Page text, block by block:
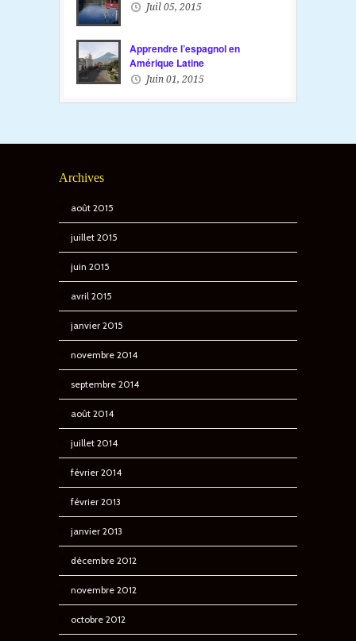
Juil 05, 2015
Apprendre l’espagnol en
Amérique Latine
Juin 01, 2015
Archives
août 2015
juillet 2015
juin 2015
avril 2015
janvier 2015
novembre 2014
septembre 2014
août 2014
juillet 2014
février 2014
février 2013
janvier 2013
décembre 2012
novembre 2012
octobre 2012